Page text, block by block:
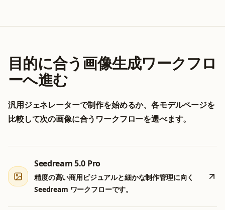
目的に合う画像生成ワークフロ
ーへ進む
汎用ジェネレーターで制作を始めるか、各モデルページを
比較して次の画像に合うワークフローを選べます。
Seedream 5.0 Pro
精度の高い商用ビジュアルと細かな制作管理に向く
Seedream ワークフローです。